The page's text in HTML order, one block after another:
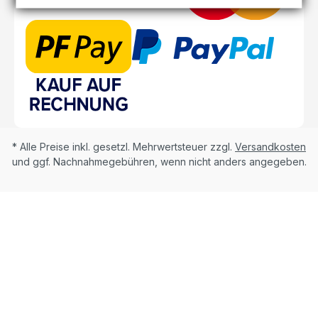
* Alle Preise inkl. gesetzl. Mehrwertsteuer zzgl. Versandkosten
und ggf. Nachnahmegebühren, wenn nicht anders angegeben.